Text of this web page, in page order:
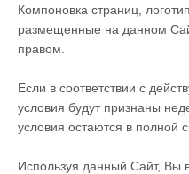
Компоновка страниц,
размещенные на данном
правом.
Если в соответствии с
условия будут признаны
условия остаются в полной
Используя данный Сайт, Вы